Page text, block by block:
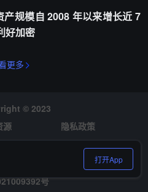
规模自 2008 年以来增长近 7
好加密
更多
© 2023
源
隐私政策
号
打开App